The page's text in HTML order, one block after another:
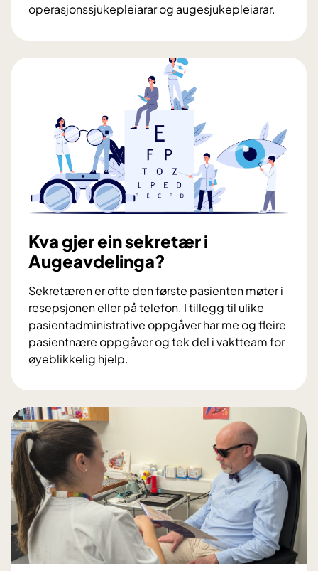
operasjonssjukepleiarar og augesjukepleiarar.
v
a
s
j
k
e
l
e
i
a
r
u
g
e
a
v
d
e
l
i
Kva gjer ein sekretær i
Augeavdelinga?
Sekretæren er ofte den første pasienten møter i
resepsjonen eller på telefon. I tillegg til ulike
pasientadministrative oppgåver har me og fleire
pasientnære oppgåver og tek del i vaktteam for
øyeblikkelig hjelp.
v
a
g
j
e
r
e
i
n
s
e